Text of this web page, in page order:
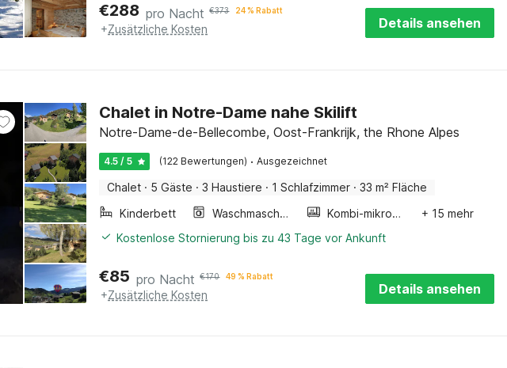
€288 pro Nacht €373 24 % Rabatt
+Zusätzliche Kosten Details ansehen
Chalet in Notre-Dame nahe Skilift
Notre-Dame-de-Bellecombe, Oost-Frankrijk, the Rhone Alpes
4.5 / 5 (122 Bewertungen) · Ausgezeichnet
Chalet · 5 Gäste · 3 Haustiere · 1 Schlafzimmer · 33 m² Fläche
Kinderbett
Waschmaschine Kombi-mikrowelle
+ 15 mehr
Kostenlose Stornierung bis zu 43 Tage vor Ankunft
€85 pro Nacht €170 49 % Rabatt
+Zusätzliche Kosten Details ansehen